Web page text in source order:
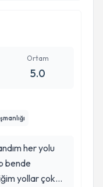
Ortam
5.0
her yolu
bende
yollar çok